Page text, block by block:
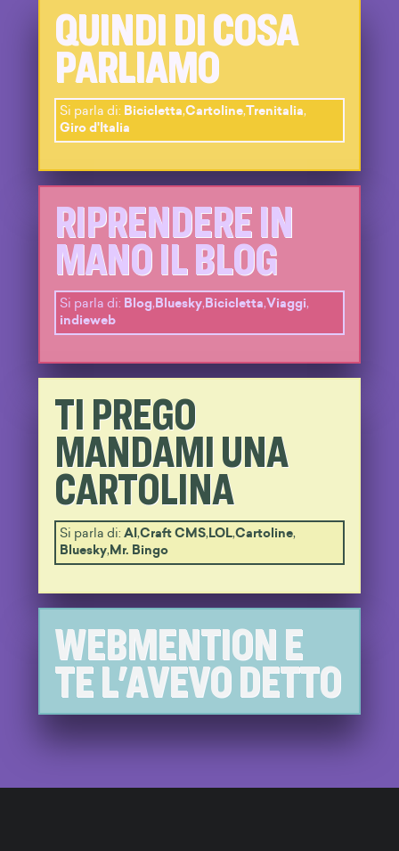
QUINDI DI COSA
PARLIAMO
Si parla di: Bicicletta,Cartoline,Trenitalia,
Giro d'Italia
RIPRENDERE IN
MANO IL BLOG
Si parla di: Blog, Bluesky, Bicicletta,Viaggi,
indieweb
TI PREGO
MANDAMI UNA
CARTOLINA
Si parla di: AI ,Craft CMS,LOL,Cartoline,
Bluesky,Mr. Bingo
WEBMENTION E
TE L'AVEVO DETTO